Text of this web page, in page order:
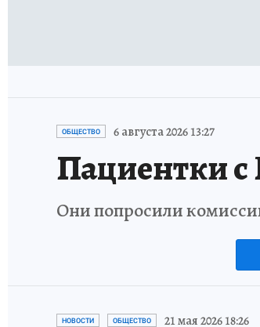
ОБЩЕСТВО 6 августа 2026 13:27
Пациентки с
Они попросили
НОВОСТИ ОБЩЕСТВО 21 мая 2026 18:26